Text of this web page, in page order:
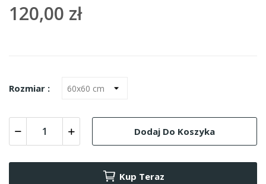
120,00 zł
Rozmiar :
Dodaj Do Koszyka
Kup Teraz